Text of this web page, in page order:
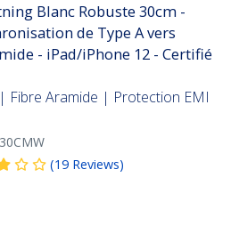
Blanc Robuste 30cm -
de Type A vers
- iPad/iPhone 12 - Certifié
Fibre Aramide | Protection EMI
(19 Reviews)